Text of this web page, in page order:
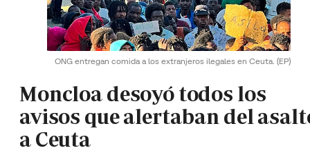
ONG entregan comida a los extranjeros ilegales en Ceuta. (EP)
Moncloa desoyó todos los
avisos que alertaban del
a Ceuta